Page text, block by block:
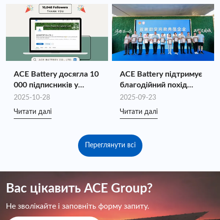
зберігання енергії
завдяки синергії
повного ланцюга
ACE Battery досягла 10
000 підписників у
LinkedIn!
2025-10-28
Читати далі
ACE Battery підтримує
благодійний похід
«Молодіжна допомога
та запалювання
національних ігор»
2025-09-23
Читати далі
Переглянути всі
Вас цікавить ACE Group?
Не зволікайте і заповніть форму запиту.